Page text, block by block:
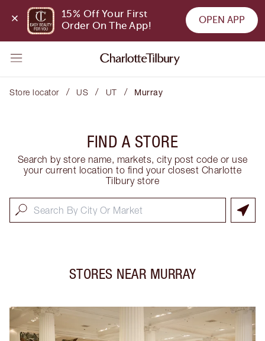
15% Off Your First
Order On The App!
OPEN APP
Store locator / US / UT / Murray
FIND A STORE
Search by store name, markets, city post code or use
your current location to find your closest Charlotte
Tilbury store
STORES NEAR MURRAY